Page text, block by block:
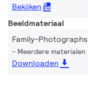
Bekijken
Beeldmateriaal
Family-
Meerdere materialen
Downloaden